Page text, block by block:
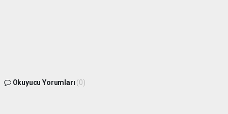
Okuyucu Yorumları (0)